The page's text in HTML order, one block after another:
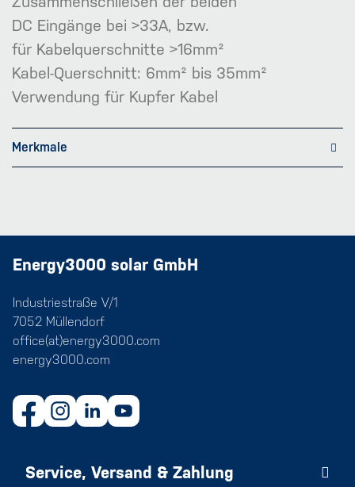
DC Eingänge bei >33A, bzw.
für Kabelquerschnitte >16mm²
Kabel-Querschnitt: 6mm² bis 35mm²
Verwendung für Kupfer Kabel
Merkmale
Energy3000 solar GmbH
Industriestraße V/1
7052 Müllendorf
office(at)energy3000.com
energy3000.com
Service, Versand & Zahlung